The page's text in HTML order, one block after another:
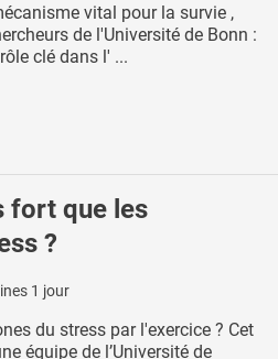
vital pour la survie ,
de l'Université de Bonn :
clé dans l' ...
fort que les
?
1 jour
du stress par l'exercice ? Cet
équipe de l’Université de